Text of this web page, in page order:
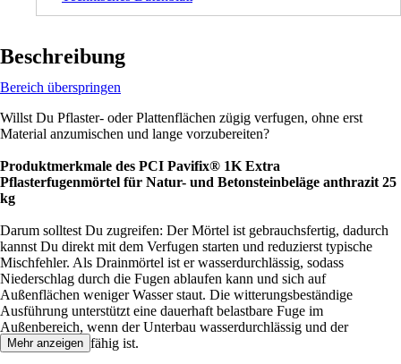
Beschreibung
Bereich überspringen
Willst Du Pflaster- oder Plattenflächen zügig verfugen, ohne erst
Material anzumischen und lange vorzubereiten?
Produktmerkmale des PCI Pavifix® 1K Extra
Pflasterfugenmörtel für Natur- und Betonsteinbeläge anthrazit 25
kg
Darum solltest Du zugreifen: Der Mörtel ist gebrauchsfertig, dadurch
kannst Du direkt mit dem Verfugen starten und reduzierst typische
Mischfehler. Als Drainmörtel ist er wasserdurchlässig, sodass
Niederschlag durch die Fugen ablaufen kann und sich auf
Außenflächen weniger Wasser staut. Die witterungsbeständige
Ausführung unterstützt eine dauerhaft belastbare Fuge im
Außenbereich, wenn der Unterbau wasserdurchlässig und der
Untergrund tragfähig ist.
Mehr anzeigen